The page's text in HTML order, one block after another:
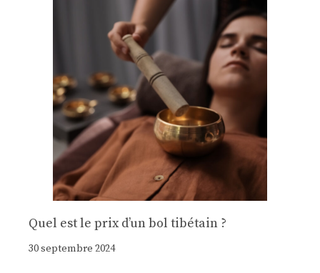
Quel est le prix d’un bol tibétain ?
30 septembre 2024